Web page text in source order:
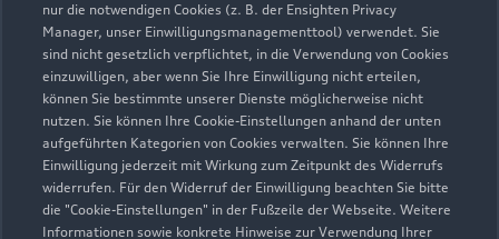
nur die notwendigen Cookies (z. B. der Ensighten Privacy
Manager, unser Einwilligungsmanagementtool) verwendet. Sie
sind nicht gesetzlich verpflichtet, in die Verwendung von Cookies
einzuwilligen, aber wenn Sie Ihre Einwilligung nicht erteilen,
können Sie bestimmte unserer Dienste möglicherweise nicht
nutzen. Sie können Ihre Cookie-Einstellungen anhand der unten
aufgeführten Kategorien von Cookies verwalten. Sie können Ihre
Einwilligung jederzeit mit Wirkung zum Zeitpunkt des Widerrufs
widerrufen. Für den Widerruf der Einwilligung beachten Sie bitte
die "Cookie-Einstellungen" in der Fußzeile der Webseite. Weitere
Informationen sowie konkrete Hinweise zur Verwendung Ihrer
Zur Reparatur